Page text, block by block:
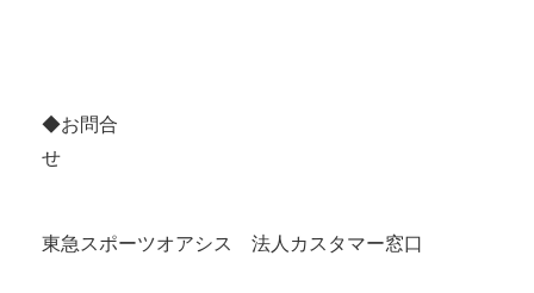
◆お問合
せ
東急スポーツオアシス 法人カスタマー窓口